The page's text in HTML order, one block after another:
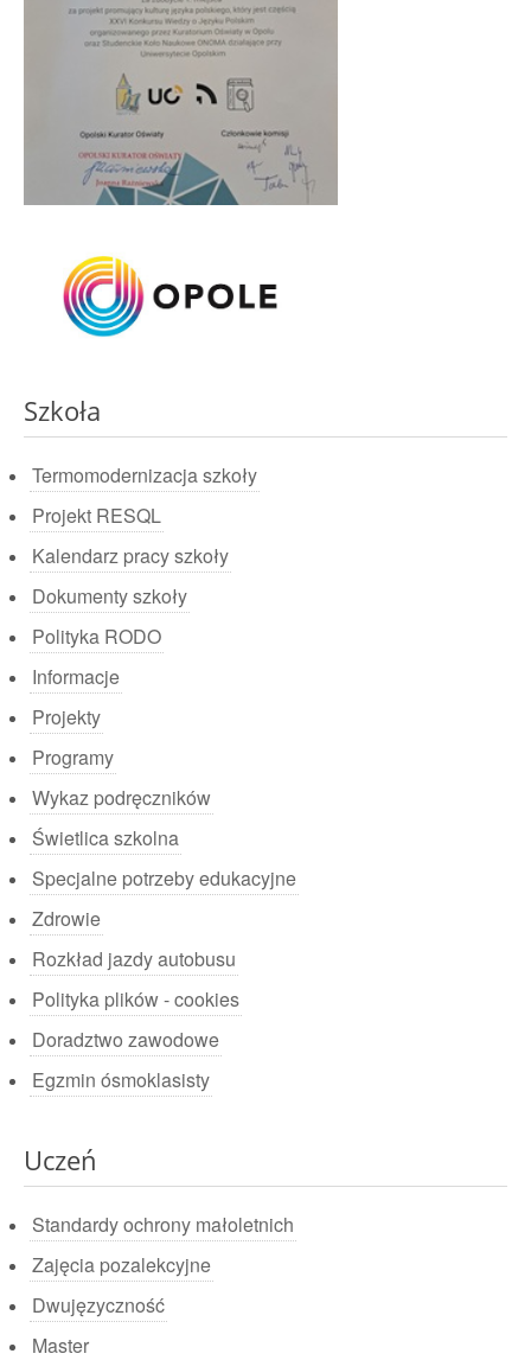
Szkoła
Termomodernizacja szkoły
Projekt RESQL
Kalendarz pracy szkoły
Dokumenty szkoły
Polityka RODO
Informacje
Projekty
Programy
Wykaz podręczników
Świetlica szkolna
Specjalne potrzeby edukacyjne
Zdrowie
Rozkład jazdy autobusu
Polityka plików - cookies
Doradztwo zawodowe
Egzmin ósmoklasisty
Uczeń
Standardy ochrony małoletnich
Zajęcia pozalekcyjne
Dwujęzyczność
Master